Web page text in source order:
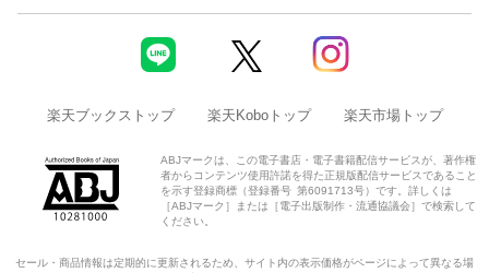
楽天ブックストップ 楽天Koboトップ 楽天市場トップ
ABJマークは、この電子書店・電子書籍配信サービスが、著作権
者からコンテンツ使用許諾を得た正規版配信サービスであること
を示す登録商標（登録番号 第6091713号）です。詳しくは
［ABJマーク］または［電子出版制作・流通協議会］で検索して
ください。
セール・商品情報は定期的に更新されるため、サイト内の表示価格がページによって異なる場